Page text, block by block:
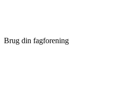
Brug din fagforening